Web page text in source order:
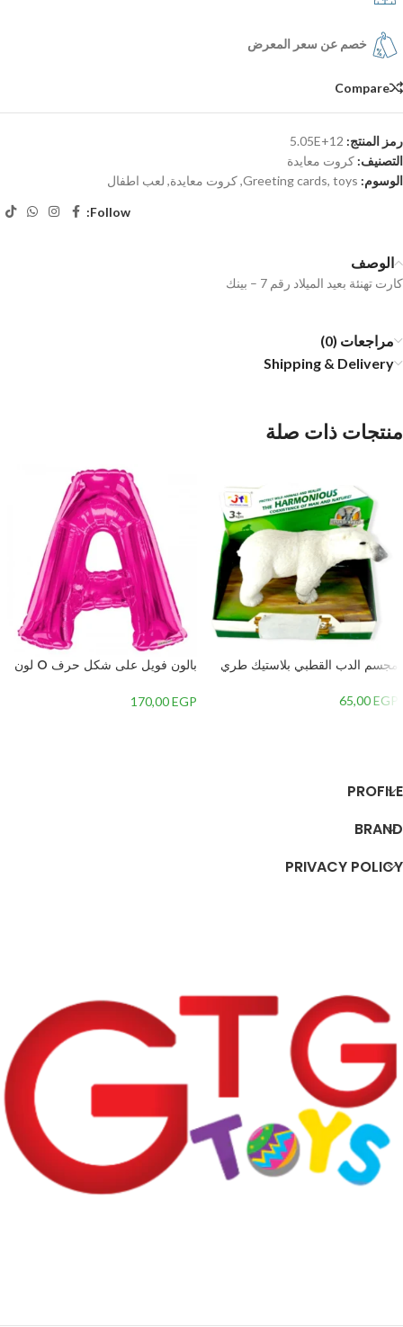
خصم عن سعر المعرض
Compare
رمز المنتج: 5.05E+12
التصنيف: كروت معايدة
الوسوم:
Greeting cards, toys
,كروت معايدة, لعب اطفال
Follow:
الوصف
كارت تهنئة بعيد الميلاد رقم 7 – بينك
مراجعات (0)
Shipping & Delivery
منتجات ذات صلة
مجسم الدب القطبي بلاستيك طري
65,00EGP
بالون فويل على شكل حرف O لون
170,00EGP
PROFILE
BRAND
PRIVACY POLICY